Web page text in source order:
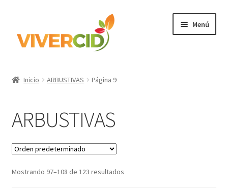
contenido
Menú
Regístrate para comprar
Accede
Inicio ARBUSTIVAS Página 9
ARBUSTIVAS
Mostrando 97–108 de 123 resultados